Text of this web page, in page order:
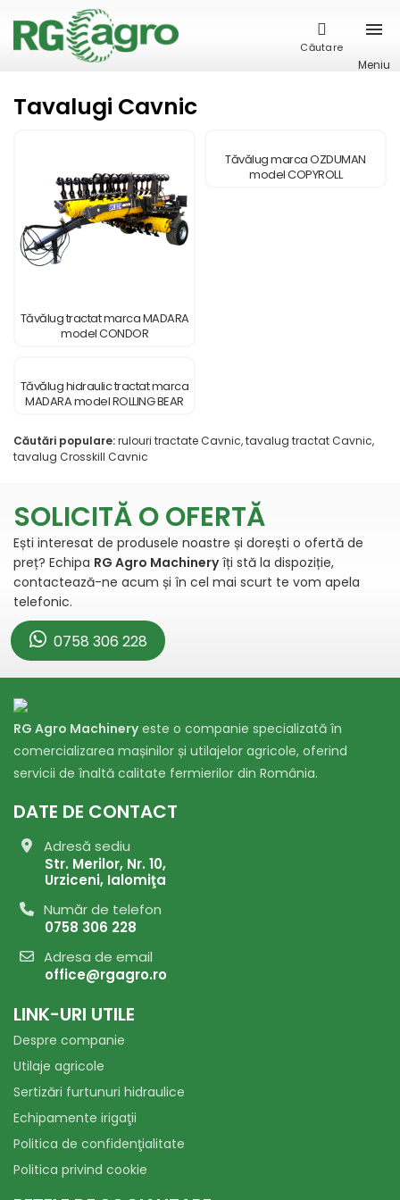
Căutare
Meniu
Tavalugi Cavnic
Tăvălug tractat marca MADARA
model CONDOR
Tăvălug marca OZDUMAN
model COPYROLL
Tăvălug hidraulic tractat marca
MADARA model ROLLING BEAR
Căutări populare:rulouri tractate Cavnic, tavalug tractat Cavnic,
tavalug Crosskill Cavnic
SOLICITĂ O OFERTĂ
Ești interesat de produsele noastre și dorești o ofertă de
preț? Echipa RG Agro Machineryîți stă la dispoziție,
contactează-ne acum și în cel mai scurt te vom apela
telefonic.
0758 306 228
RG Agro Machineryeste o companie specializată în
comercializarea mașinilor și utilajelor agricole, oferind
servicii de înaltă calitate fermierilor din România.
DATE DE CONTACT
Adresă sediu
Str. Merilor, Nr. 10,
Urziceni, Ialomiţa
Număr de telefon
0758 306 228
Adresa de email
office@rgagro.ro
LINK-URI UTILE
Despre companie
Utilaje agricole
Sertizări furtunuri hidraulice
Echipamente irigaţii
Politica de confidenţialitate
Politica privind cookie